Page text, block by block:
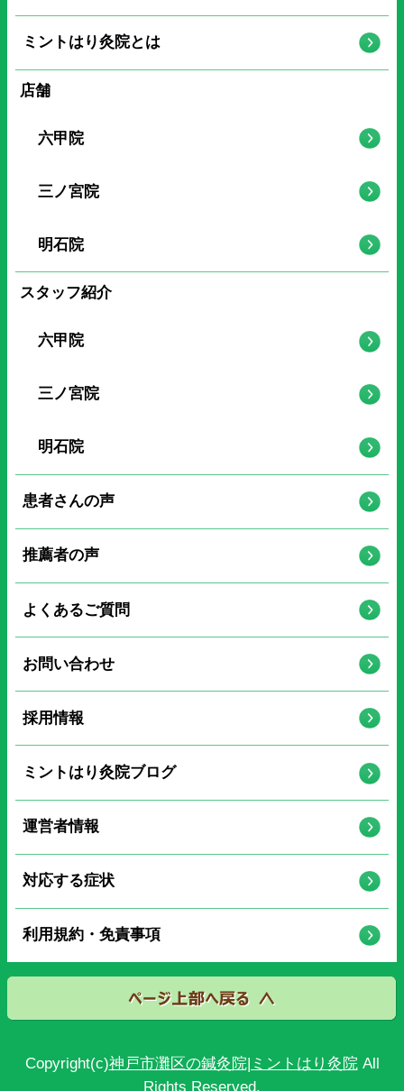
ミントはり灸院とは
店舗
六甲院
三ノ宮院
明石院
スタッフ紹介
六甲院
三ノ宮院
明石院
患者さんの声
推薦者の声
よくあるご質問
お問い合わせ
採用情報
ミントはり灸院ブログ
運営者情報
対応する症状
利用規約・免責事項
Copyright(c)神戸市灘区の鍼灸院|ミントはり灸院All
Rights Reserved.